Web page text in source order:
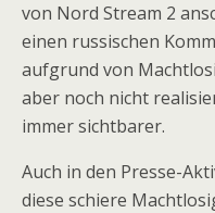
von Nord Stream 2
einen russischen
aufgrund von
aber noch nicht
immer sichtbarer.
Auch in den Presse-
diese schiere